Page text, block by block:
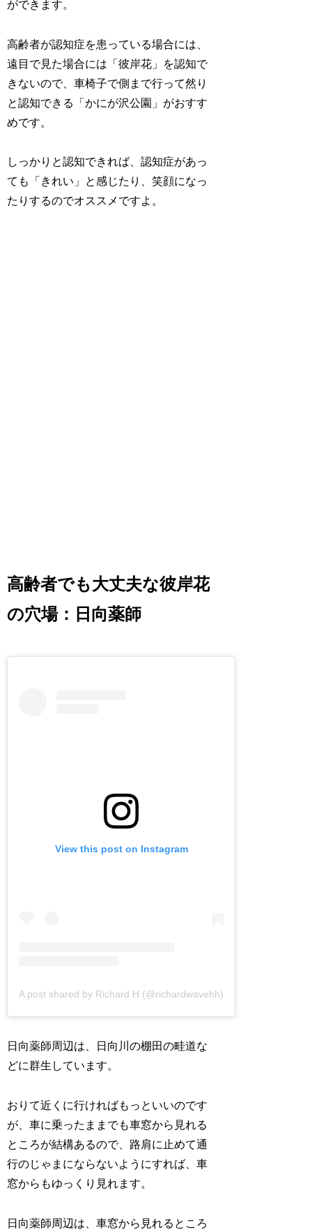
ができます。
高齢者が認知症を患っている場合には、
遠目で見た場合には「彼岸花」を認知で
きないので、車椅子で側まで行って然り
と認知できる「かにが沢公園」がおすす
めです。
しっかりと認知できれば、認知症があっ
ても「きれい」と感じたり、笑顔になっ
たりするのでオススメですよ。
高齢者でも大丈夫な彼岸花
の穴場：日向薬師
View this post on Instagram
A post shared by Richard H (@richardwavehh)
日向薬師周辺は、日向川の棚田の畦道な
どに群生しています。
おりて近くに行ければもっといいのです
が、車に乗ったままでも車窓から見れる
ところが結構あるので、路肩に止めて通
行のじゃまにならないようにすれば、車
窓からもゆっくり見れます。
日向薬師周辺は、車窓から見れるところ